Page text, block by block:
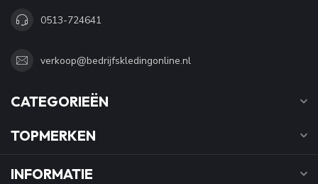
0513-724641
verkoop@bedrijfskledingonline.nl
CATEGORIEËN
TOPMERKEN
INFORMATIE